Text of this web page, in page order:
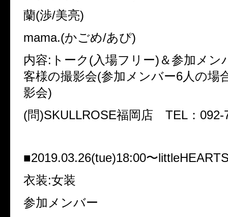
蘭(渉/美亮)
mama.(かごめ/あぴ)
内容:トーク(入場フリー)＆参加メン
客様の撮影会(参加メンバー6人の場
影会)
(問)SKULLROSE福岡店 TEL：092-
■2019.03.26(tue)18:00〜
衣装:女装
参加メンバー